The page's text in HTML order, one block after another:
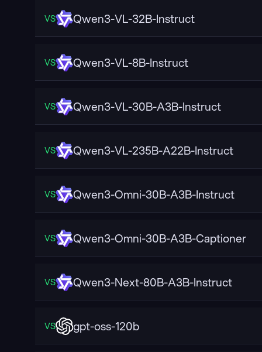
VS Qwen3-VL-32B-Instruct
VS Qwen3-VL-8B-Instruct
VS Qwen3-VL-30B-A3B-Instruct
VS Qwen3-VL-235B-A22B-Instruct
VS Qwen3-Omni-30B-A3B-Instruct
VS Qwen3-Omni-30B-A3B-Captioner
VS Qwen3-Next-80B-A3B-Instruct
VS gpt-oss-120b